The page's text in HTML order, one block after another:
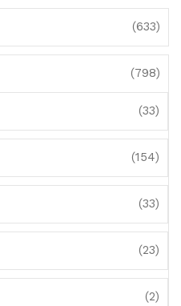
(633)
(798)
(33)
(154)
(33)
(23)
(2)